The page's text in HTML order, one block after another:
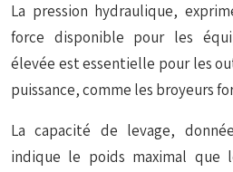
La pression hydraulique,
force disponible pour les
élevée est essentielle pour les
puissance, comme les broyeurs
La capacité de levage,
indique le poids maximal que